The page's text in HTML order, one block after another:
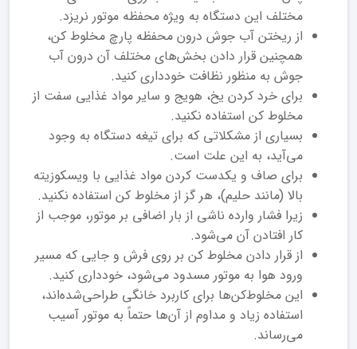
مختلف این دستگاه به ویژه محفظه موتور نریزد.
از ریختن آب جوش درون محفظه پارچ مخلوط کن،
همچنین قرار دادن بخش‌های مختلف آن درون آب
جوش به منظور نظافت خودداری کنید.
برای خرد کردن یخ، هویج و سایر مواد غذایی سفت از
مخلوط کن استفاده نکنید.
بسیاری از مشکلاتی که برای تیغه دستگاه به وجود
می‌آید، به این علت است.
برای صاف و یکدست کردن مواد غذایی با ویسکوزیته
بالا (مانند حلیم)، هر گز از مخلوط کن استفاده نکنید.
زیرا فشار وارده ناشی از بار اضافی بر موتور، موجب از
کار افتادن آن می‌شود.
از قرار دادن مخلوط کن بر روی فرش و جایی که مسیر
ورود هوا به موتور مسدود می‌شود، خودداری کنید.
این مخلوط‌کن‌ها برای کاربرد خانگی طراحی‌شده‌اند،
استفاده زیاد و مداوم از آن‌‌‌‌‌‌‌‌ها حتماً به موتور آسیب
می‌رساند.